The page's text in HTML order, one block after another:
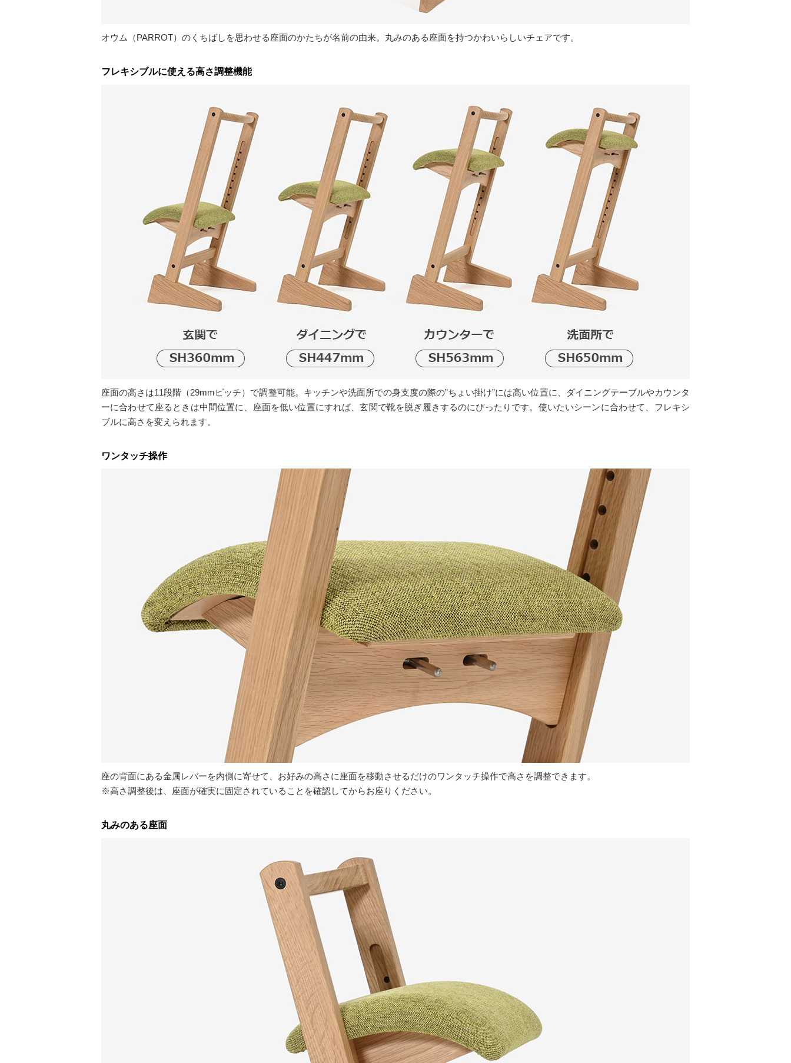
オウム（PARROT）のくちばしを思わせる座面のかたちが名前の由来。丸みのある座面を持つかわいらしいチェアです。
フレキシブルに使える高さ調整機能
座面の高さは11段階（29mmピッチ）で調整可能。キッチンや洗面所での身支度の際の”ちょい掛け”には高い位置に、ダイニングテーブルやカウンタ
ーに合わせて座るときは中間位置に、座面を低い位置にすれば、玄関で靴を脱ぎ履きするのにぴったりです。使いたいシーンに合わせて、フレキシ
ブルに高さを変えられます。
ワンタッチ操作
座の背面にある金属レバーを内側に寄せて、お好みの高さに座面を移動させるだけのワンタッチ操作で高さを調整できます。
※高さ調整後は、座面が確実に固定されていることを確認してからお座りください。
丸みのある座面